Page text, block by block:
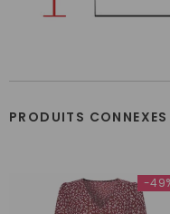
PRODUITS CONNEXES
-